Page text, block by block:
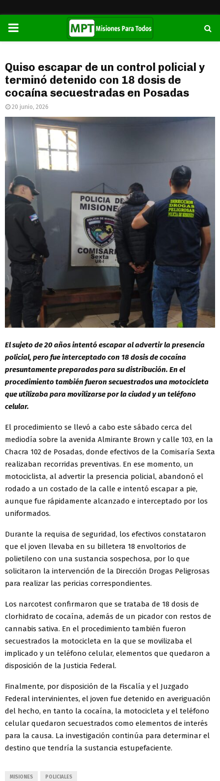
PRIMARY
Quiso escapar de un control policial y
terminó detenido con 18 dosis de
cocaína secuestradas en Posadas
20 junio, 2026
El sujeto de 20 años intentó escapar al advertir la presencia
policial, pero fue interceptado con 18 dosis de cocaína
presuntamente preparadas para su distribución. En el
procedimiento también fueron secuestrados una motocicleta
que utilizaba para movilizarse por la ciudad y un teléfono
celular.
El procedimiento se llevó a cabo este sábado cerca del
mediodía sobre la avenida Almirante Brown y calle 103, en la
Chacra 102 de Posadas, donde efectivos de la Comisaría Sexta
realizaban recorridas preventivas. En ese momento, un
motociclista, al advertir la presencia policial, abandonó el
rodado a un costado de la calle e intentó escapar a pie,
aunque fue rápidamente alcanzado e interceptado por los
uniformados.
Durante la requisa de seguridad, los efectivos constataron
que el joven llevaba en su billetera 18 envoltorios de
polietileno con una sustancia sospechosa, por lo que
solicitaron la intervención de la Dirección Drogas Peligrosas
para realizar las pericias correspondientes.
Los narcotest confirmaron que se trataba de 18 dosis de
clorhidrato de cocaína, además de un picador con restos de
cannabis sativa. En el procedimiento también fueron
secuestrados la motocicleta en la que se movilizaba el
implicado y un teléfono celular, elementos que quedaron a
disposición de la Justicia Federal.
Finalmente, por disposición de la Fiscalía y el Juzgado
Federal intervinientes, el joven fue detenido en averiguación
del hecho, en tanto la cocaína, la motocicleta y el teléfono
celular quedaron secuestrados como elementos de interés
para la causa. La investigación continúa para determinar el
destino que tendría la sustancia estupefaciente.
MISIONES POLICIALES